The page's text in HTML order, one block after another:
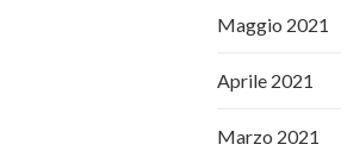
Maggio 2021
Aprile 2021
Marzo 2021